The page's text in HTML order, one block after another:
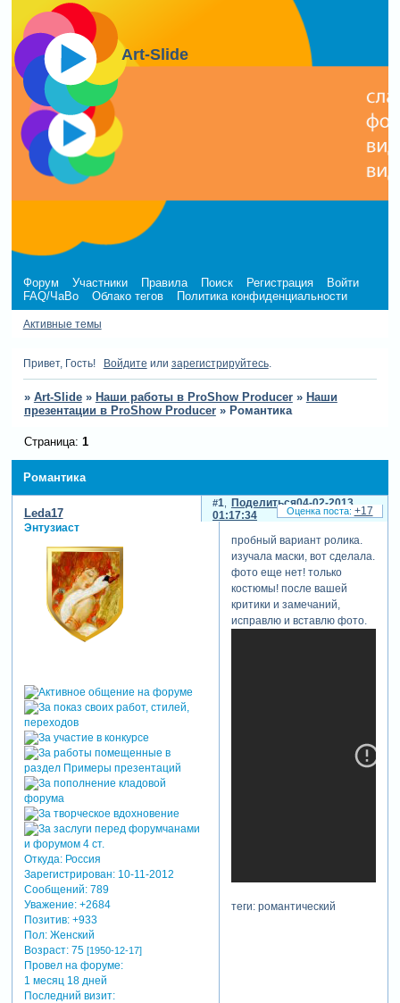
Art-Slide
Форум Участники Правила Поиск Регистрация
Войти
FAQ/ЧаВо
Облако тегов Политика конфиденциальности
Активные темы
Привет, Гость! Войдите или зарегистрируйтесь.
» Art-Slide » Наши работы в ProShow Producer » Наши
презентации в ProShow Producer » Романтика
Романтика
Страница: 1
Поделиться
1
04-02-2013
01:17:34
Leda17
Энтузиаст
Откуда:Россия
Зарегистрирован: 10-11-2012
Сообщений:789
Уважение: +2684
Позитив: +933
Пол:Женский
Возраст:75 [1950-12-17]
Провел на форуме:
1 месяц 18 дней
Последний визит:
пробный вариант ролика.
изучала маски, вот сделала.
фото еще нет! только
костюмы! после вашей
критики и замечаний,
исправлю и вставлю фото.
теги: романтический
+17